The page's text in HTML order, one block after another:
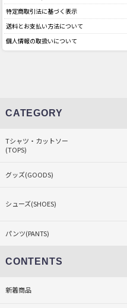
特定商取引法に基づく表示
送料とお支払い方法について
個人情報の取扱いについて
CATEGORY
Tシャツ・カットソー
(TOPS)
グッズ(GOODS)
シューズ(SHOES)
パンツ(PANTS)
CONTENTS
新着商品